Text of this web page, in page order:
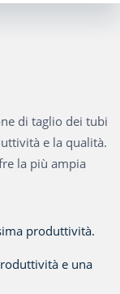
di taglio dei tubi
e la qualità.
la più ampia
produttività.
e una